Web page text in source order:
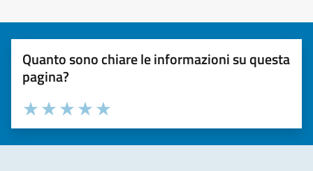
Quanto sono chiare le informazioni su questa
pagina?
Valuta la chiarezza delle informazioni (da 1 a 5 stelle)
Seleziona il numero di stelle per valutare la chiarezza delle
Valuta 5 stelle su 5
Valuta 4 stelle su 5
Valuta 3 stelle su 5
Valuta 2 stelle su 5
Valuta 1 stelle su 5